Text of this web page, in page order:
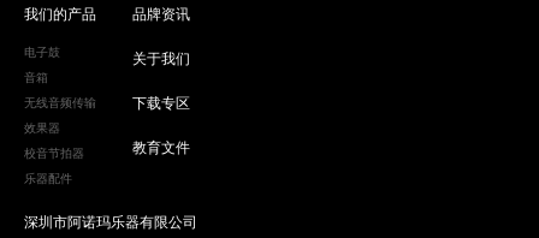
我们的产品
电子鼓
音箱
无线音频传输
效果器
校音节拍器
乐器配件
品牌资讯
关于我们
下载专区
教育文件
深圳市阿诺玛乐器有限公司